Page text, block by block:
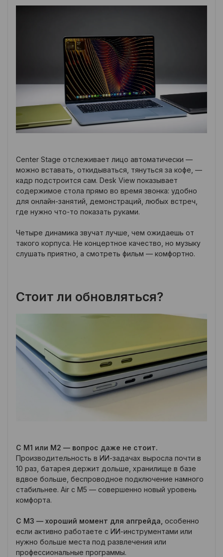
Center Stage отслеживает лицо автоматически —
можно вставать, откидываться, тянуться за кофе, —
кадр подстроится сам. Desk View показывает
содержимое стола прямо во время звонка: удобно
для онлайн-занятий, демонстраций, любых встреч,
где нужно что-то показать руками.
Четыре динамика звучат лучше, чем ожидаешь от
такого корпуса. Не концертное качество, но музыку
слушать приятно, а смотреть фильм — комфортно.
Стоит ли обновляться?
С M1 или M2 — вопрос даже не стоит.
Производительность в ИИ-задачах выросла почти в
10 раз, батарея держит дольше, хранилище в базе
вдвое больше, беспроводное подключение намного
стабильнее. Air с M5 — совершенно новый уровень
комфорта.
С M3 — хороший момент для апгрейда особенно
если активно работаете с ИИ-инструментами или
нужно больше места под развлечения или
профессиональные программы.